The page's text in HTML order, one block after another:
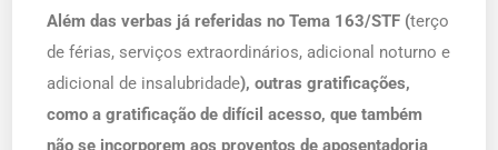
Além das verbas já referidas no Tema 163/STF (terço
de férias, serviços extraordinários, adicional noturno e
adicional de insalubridade), outras gratificações,
como a gratificação de difícil acesso, que também
não se incorporem aos proventos de aposentadoria